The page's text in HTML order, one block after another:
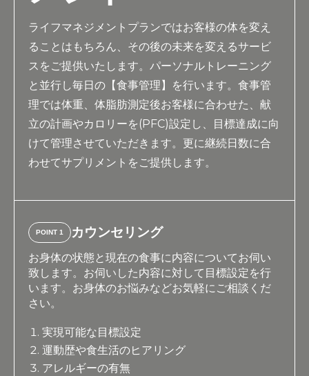
ライフマネジメントプランではお客様の体を変え
ることはもちろん、その後の未来を変えるサービ
スをご提供いたします。パーソナルトレーニング
と並行し毎日の【食事管理】を行います。食事管
理では体重、体脂肪測定後お客様に合わせた、献
立の計画やカロリーを(PFC)設定し、目標達成に向
けて管理させていただきます。更に継続日数に合
わせてサプリメントをご提供します。
POINT 1 カウンセリング
お身体の状態と現在の食事に内容についてお伺い
致します。お伺いした内容に対して目標設定を行
います。お身体のお悩みなどお気軽にご相談くだ
さい。
実現可能な目標設定
運動歴や食生活のヒアリング
アレルギーの有無